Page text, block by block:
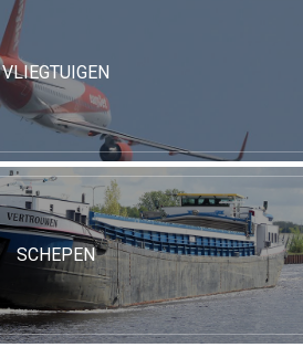
VLIEGTUIGEN
SCHEPEN